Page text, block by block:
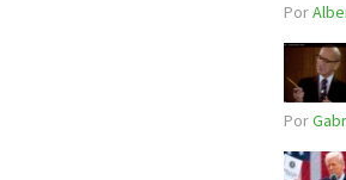
Por
Por